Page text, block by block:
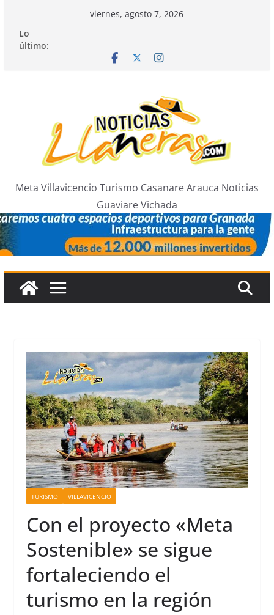
contenido
viernes, agosto 7, 2026
Lo
último:
Meta Villavicencio Turismo Casanare Arauca Noticias
Guaviare Vichada
TURISMO VILLAVICENCIO
Con el proyecto «Meta
Sostenible» se sigue
fortaleciendo el
turismo en la región